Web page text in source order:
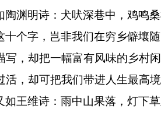
陶渊明诗 ： 犬吠深巷中，鸡鸣
十个字，岂非我们在穷乡僻壤
写，却把一幅富有风味的乡村
活，却可把我们带进人生最高
如王维诗 ：雨中山果落，灯下